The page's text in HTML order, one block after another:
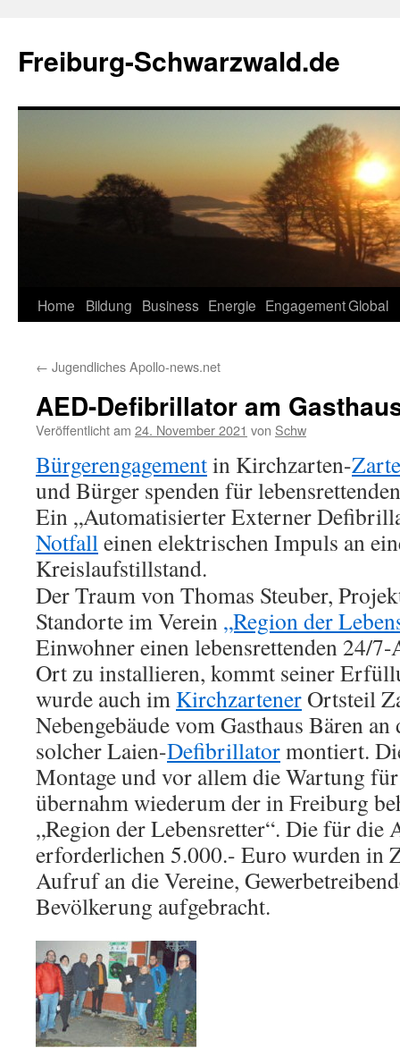
springen
Freiburg-Schwarzwald.de
Home Bildung Business Energie EngagementGlobal
← Jugendliches Apollo-news.net
AED-Defibrillator am
Veröffentlicht am 24. November 2021 von Schw
Bürgerengagementin Kirchzarten-
und Bürger spenden für
Ein „Automatisierter Externer
Notfalleinen elektrischen Impuls an
Kreislaufstillstand.
Der Traum von Thomas Steuber,
Standorte im Verein „Region der
Einwohner einen lebensrettenden 24/
Ort zu installieren, kommt seiner
wurde auch im KirchzartenerOrtsteil
Nebengebäude vom Gasthaus Bären
solcher Laien-Defibrillatormontiert.
Montage und vor allem die Wartung
übernahm wiederum der in Freiburg
„Region der Lebensretter“. Die für die
erforderlichen 5.000.- Euro wurden in
Aufruf an die Vereine,
Bevölkerung aufgebracht.